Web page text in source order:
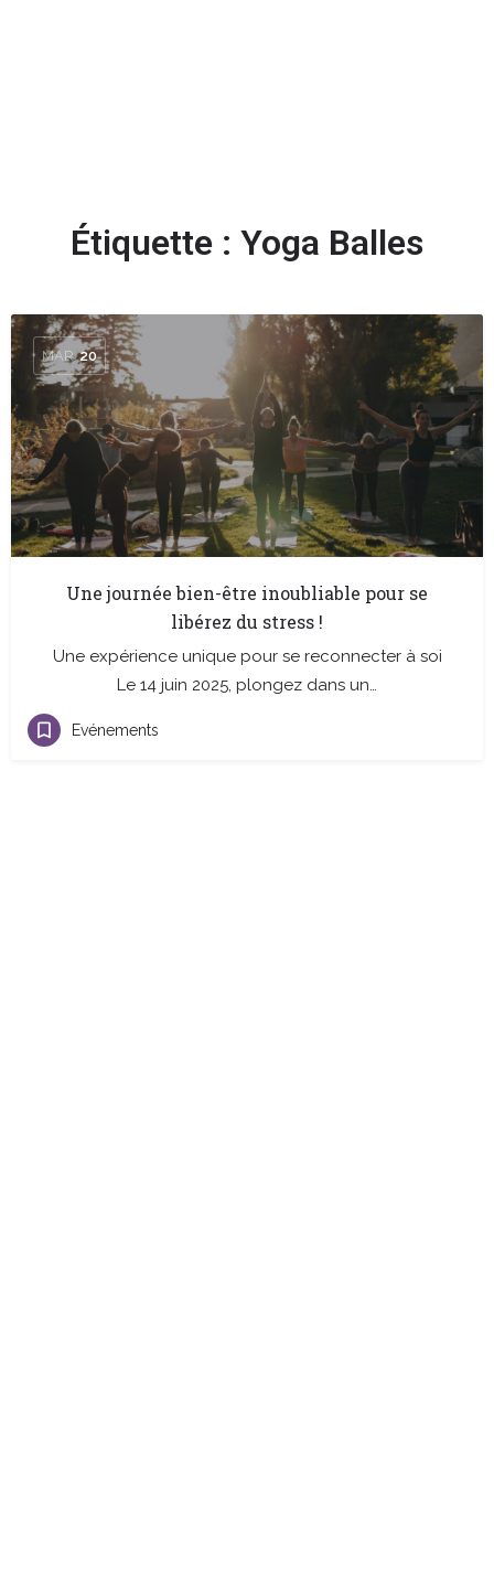
Étiquette : Yoga Balles
MAR 20
Une journée bien-être inoubliable pour se
libérez du stress !
Une expérience unique pour se reconnecter à soi
Le 14 juin 2025, plongez dans un…
Evénements